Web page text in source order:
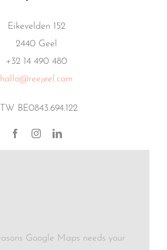
Eikevelden 152
2440 Geel
+32 14 490 480
hallo@reejeel.com
BE0843.694.122
Google Maps needs your